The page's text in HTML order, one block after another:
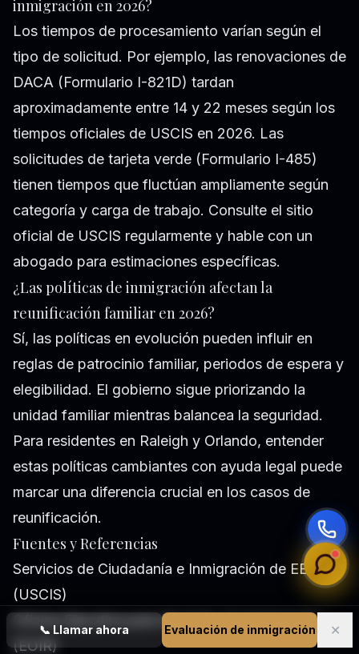
📞 Llamar ahora Evaluación de inmigración ✕
inmigración en 2026?
Los tiempos de procesamiento varían según el
tipo de solicitud. Por ejemplo, las renovaciones de
DACA (Formulario I-821D) tardan
aproximadamente entre 14 y 22 meses según los
tiempos oficiales de USCIS en 2026. Las
solicitudes de tarjeta verde (Formulario I-485)
tienen tiempos que fluctúan ampliamente según
categoría y carga de trabajo. Consulte el sitio
oficial de USCIS regularmente y hable con un
abogado para estimaciones específicas.
¿Las políticas de inmigración afectan la
reunificación familiar en 2026?
Sí, las políticas en evolución pueden influir en
reglas de patrocinio familiar, periodos de espera y
elegibilidad. El gobierno sigue priorizando la
unidad familiar mientras balancea la seguridad.
Para residentes en Raleigh y Orlando, entender
estas políticas cambiantes con ayuda legal puede
marcar una diferencia crucial en los casos de
reunificación.
Fuentes y Referencias
Servicios de Ciudadanía e Inmigración de EE. UU.
(USCIS)
Oficina Ejecutiva para Revisión de Inmigración
(EOIR)